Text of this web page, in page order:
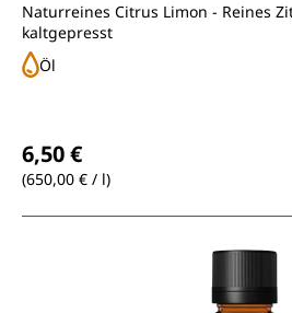
Naturreines Citrus Limon - Reines
kaltgepresst
Öl
6,50 €
(650,00 € / l)